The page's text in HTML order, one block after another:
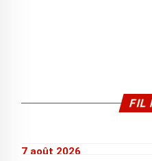
FIL
7 août 2026